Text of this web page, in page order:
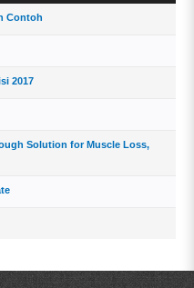
Contoh
2017
Solution for Muscle Loss,